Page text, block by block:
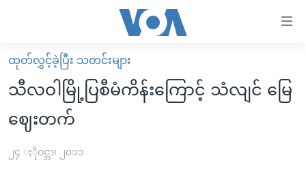
လွယ်ကူ
စေ
Link
များ
မူလစာမျက်နှာ
မြန်မာ
ကမ္ဘာ့သတင်းများ
နိုင်ငံတကာ
ဗွီဒီယို
ထုတ်လွှင့်ခဲ့ပြီး သတင်းများ
သီလဝါမြို့ပြစီမံကိန်းကြောင့် သံလျင် မြေ
ဈေးတက်
၂၄ ႏိုဝင္ဘာ၊ ၂၀၁၁